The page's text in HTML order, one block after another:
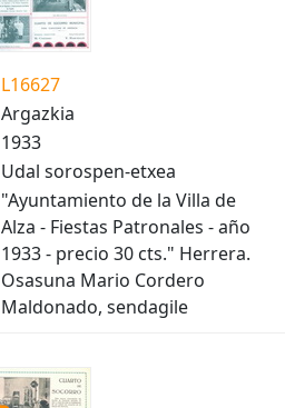
L16627
Argazkia
1933
Udal sorospen-etxea
"Ayuntamiento de la Villa de
Alza - Fiestas Patronales - año
1933 - precio 30 cts." Herrera.
Osasuna Mario Cordero
Maldonado, sendagile